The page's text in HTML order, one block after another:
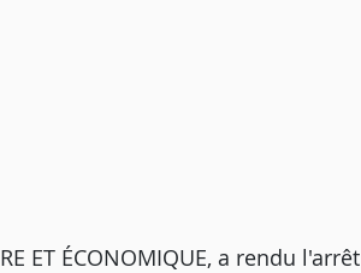
ET ÉCONOMIQUE, a rendu l'arrêt